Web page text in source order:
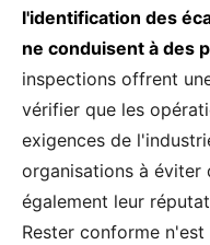
l'identification des
ne conduisent à des
inspections offrent
vérifier que les
exigences de
organisations à éviter
également leur
Rester conforme